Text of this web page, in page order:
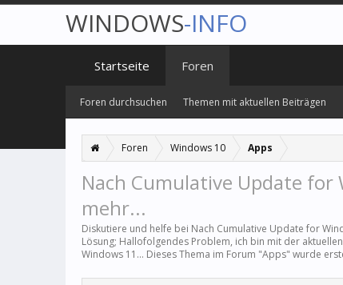
Foren Windows 10 Apps
Nach Cumulative Update
mehr...
Diskutiere und helfe bei Nach Cumulative Update for
Lösung; Hallofolgendes Problem, ich bin mit der
Windows 11... Dieses Thema im Forum "Apps" wurde
WINDOWS-INFO
Startseite Foren
Foren durchsuchen Themen mit aktuellen Beiträgen